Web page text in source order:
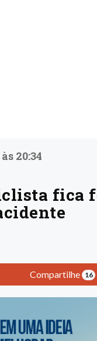
20:34
fica
Compartilhe 16